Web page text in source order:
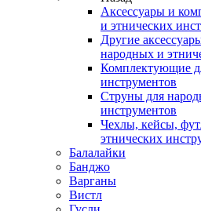
Аксессуары и
и этнических
Другие
народных и
Комплектующие
инструментов
Струны для
инструментов
Чехлы, кейсы,
этнических
Балалайки
Банджо
Варганы
Вистл